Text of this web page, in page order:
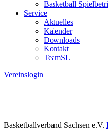
Basketball
Service
Aktuelles
Kalender
Downloads
Kontakt
TeamSL
Vereinslogin
Basketballverband Sachsen e.V.